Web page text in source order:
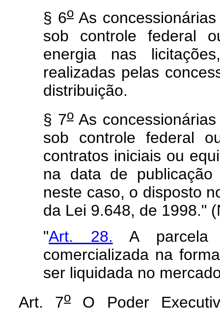
§ 6oAs
sob controle federal
energia nas
realizadas pelas
distribuição.
§ 7oAs
sob controle federal
contratos iniciais ou
na data de
neste caso, o disposto
da Lei 9.648, de 1998."
"Art. 28. A parcela
comercializada na
ser liquidada no
Art. 7oO Poder